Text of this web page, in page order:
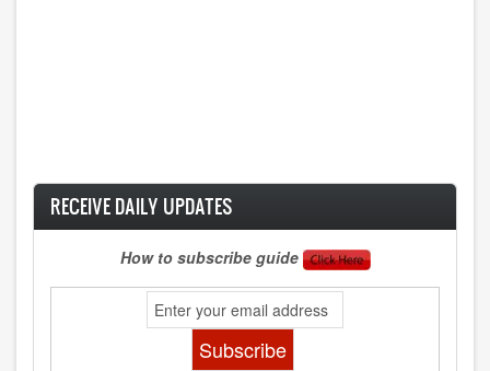
RECEIVE DAILY UPDATES
How to subscribe guide